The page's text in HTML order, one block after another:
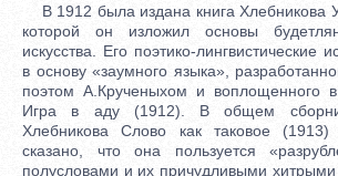
В 1912 была издана книга Хлебникова
которой он изложил основы
искусства. Его поэтико-лингвистические
в основу «заумного языка»,
поэтом А.Крученыхом и воплощенного
Игра в аду (1912). В общем
Хлебникова Слово как таковое
сказано, что она пользуется
полусловами и их причудливыми